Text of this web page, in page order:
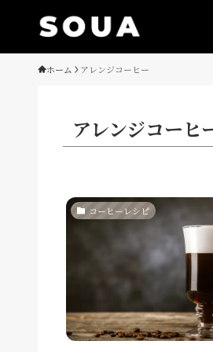
ホーム アレンジコーヒー
アレンジコーヒ
コーヒーレシピ